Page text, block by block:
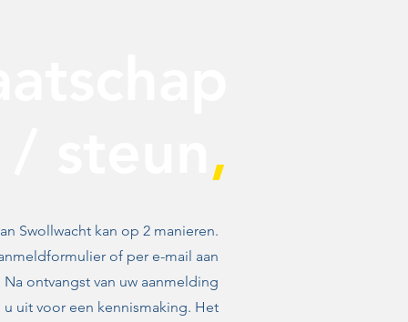
,
Swollwacht kan op 2 manieren.
of per e-mail aan
Na ontvangst van uw aanmelding
uit voor een kennismaking. Het